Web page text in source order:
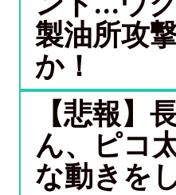
製油所攻
か！
【悲報】
ん、ピコ
な動きを